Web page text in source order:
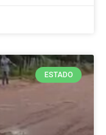
ESTADO